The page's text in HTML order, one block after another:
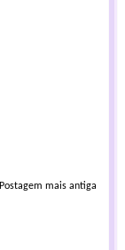
Postagem mais antiga